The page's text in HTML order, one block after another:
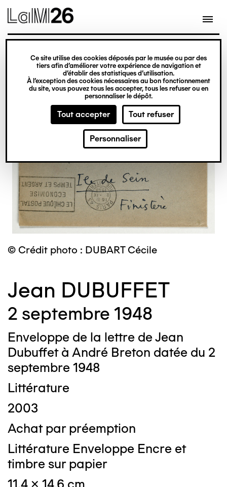
Gestion des cookies
Ce site utilise des cookies déposés par le musée ou par des
tiers afin d’améliorer votre expérience de navigation et
d’établir des statistiques d’utilisation.
À l’exception des cookies nécessaires au bon fonctionnement
du site, vous pouvez tous les accepter, tous les refuser ou en
personnaliser le dépôt.
Tout accepter Tout refuser
Personnaliser
contenu
© Crédit photo : DUBART Cécile
Jean DUBUFFET
2 septembre 1948
Enveloppe de la lettre de Jean
Dubuffet à André Breton datée du 2
septembre 1948
Littérature
2003
Achat par préemption
Littérature Enveloppe Encre et
timbre sur papier
11,4 x 14,6 cm